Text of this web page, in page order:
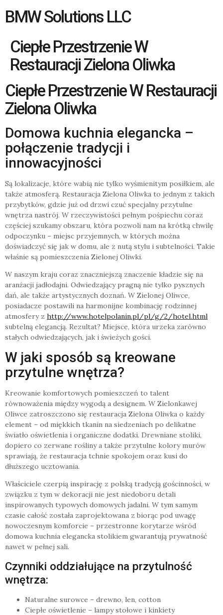
BMW Solutions LLC
Ciepłe Przestrzenie W
Restauracji Zielona Oliwka
Ciepłe Przestrzenie W Restauracji
Zielona Oliwka
Domowa kuchnia elegancka –
połączenie tradycji i
innowacyjności
Są lokalizacje, które wabią nie tylko wyśmienitym posiłkiem, ale
także atmosferą. Restauracja Zielona Oliwka to jednym z takich
przybytków, gdzie już od drzwi czuć specjalny przytulne
wnętrza nastrój. W rzeczywistości pełnym pośpiechu coraz
częściej szukamy obszaru, która pozwoli nam na krótką chwilę
odpoczynku – miejsc przyjemnych, w których można
doświadczyć się jak w domu, ale z nutą stylu i subtelności. Takie
właśnie są pomieszczenia Zielonej Oliwki.
W naszym kraju coraz znaczniejszą znaczenie kładzie się na
aranżacji jadłodajni. Odwiedzający pragną nie tylko pysznych
dań, ale także artystycznych doznań. W Zielonej Oliwce,
posiadacze postawili na harmonijne kombinację rodzinnej
atmosfery z http://www.hotelpolanin.pl/pl/g/2/hotel.html
subtelną elegancją. Rezultat? Miejsce, która urzeka zarówno
stałych odwiedzających, jak i świeżych gości.
W jaki sposób są kreowane
przytulne wnętrza?
Kreowanie komfortowych pomieszczeń to talent
równoważenia między wygodą a designem. W Zielonkawej
Oliwce zatroszczono się restauracja Zielona Oliwka o każdy
element – od miękkich tkanin na siedzeniach po delikatne
światło oświetlenia i organiczne dodatki. Drewniane stoliki,
dopiero co zerwane rośliny a także przytulne kolory murów
sprawiają, że restauracja tchnie spokojem oraz kusi do
dłuższego ucztowania.
Właściciele czerpią inspirację z polską tradycją gościnności, w
związku z tym w dekoracji nie jest niedoboru detali
inspirowanych typowych domowych jadalni. W tym samym
czasie całość została zaprojektowana z biorąc pod uwagę
nowoczesnym komforcie – przestronne korytarze wśród
domowa kuchnia elegancka stolikiem gwarantują prywatność
nawet w pełnej sali.
Czynniki oddziałujące na przytulność
wnętrza:
Naturalne surowce – drewno, len, cotton
Ciepłe oświetlenie – lampy stołowe i kinkiety